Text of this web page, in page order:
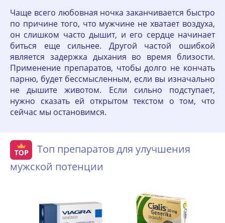
Чаще всего любовная ночка заканчивается быстро
по причине того, что мужчине не хватает воздуха,
он слишком часто дышит, и его сердце начинает
биться еще сильнее. Другой частой ошибкой
является задержка дыхания во время близости.
Применение препаратов, чтобы долго не кончать
парню, будет бессмысленным, если вы изначально
не дышите животом. Если сильно подступает,
нужно сказать ей открытом текстом о том, что
сейчас мы остановимся.
Топ препаратов для улучшения
мужской потенции